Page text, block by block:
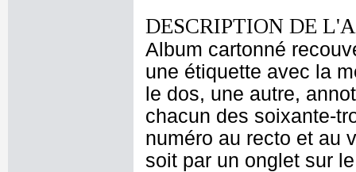
DESCRIPTION DE
Album cartonné
une étiquette avec la
le dos, une autre,
chacun des soixante-
numéro au recto et au
soit par un onglet sur